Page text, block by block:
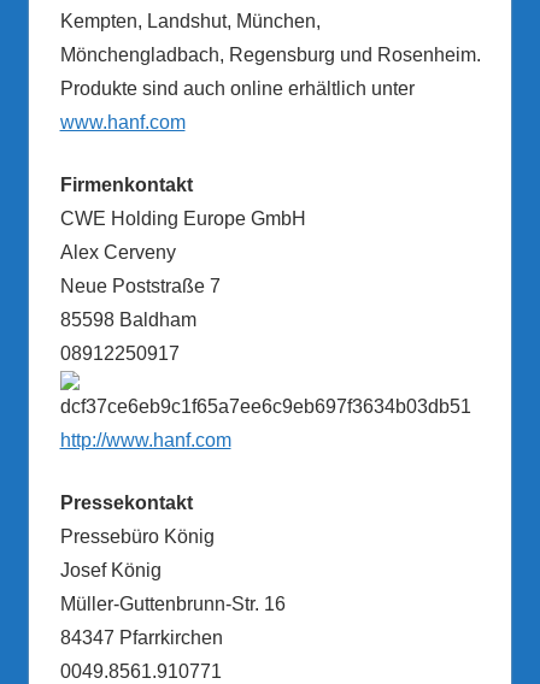
Kempten, Landshut, München,
Mönchengladbach, Regensburg und Rosenheim.
Produkte sind auch online erhältlich unter
www.hanf.com
Firmenkontakt
CWE Holding Europe GmbH
Alex Cerveny
Neue Poststraße 7
85598 Baldham
08912250917
http://www.hanf.com
Pressekontakt
Pressebüro König
Josef König
Müller-Guttenbrunn-Str. 16
84347 Pfarrkirchen
0049.8561.910771